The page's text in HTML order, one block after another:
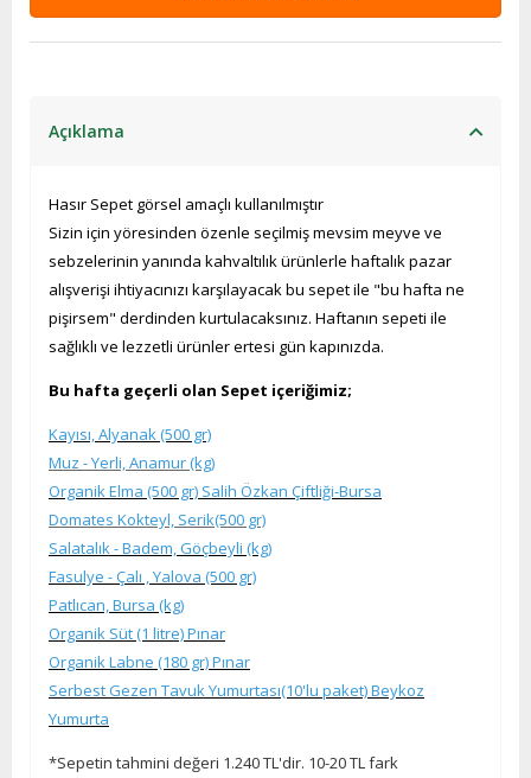
Açıklama
Hasır Sepet görsel amaçlı kullanılmıştır
Sizin için yöresinden özenle seçilmiş mevsim meyve ve
sebzelerinin yanında kahvaltılık ürünlerle haftalık pazar
alışverişi ihtiyacınızı karşılayacak bu sepet ile "bu hafta ne
pişirsem" derdinden kurtulacaksınız. Haftanın sepeti ile
sağlıklı ve lezzetli ürünler ertesi gün kapınızda.
Bu hafta geçerli olan Sepet içeriğimiz;
Kayısı, Alyanak (500 gr)
Muz - Yerli, Anamur (kg)
Organik Elma (500 gr) Salih Özkan Çiftliği-Bursa
Domates Kokteyl, Serik(500 gr)
Salatalık - Badem, Göçbeyli (kg)
Fasulye - Çalı , Yalova (500 gr)
Patlıcan, Bursa (kg)
Organik Süt (1 litre) Pınar
Organik Labne (180 gr) Pınar
Serbest Gezen Tavuk Yumurtası(10'lu paket) Beykoz
Yumurta
*Sepetin tahmini değeri 1.240 TL'dir. 10-20 TL fark